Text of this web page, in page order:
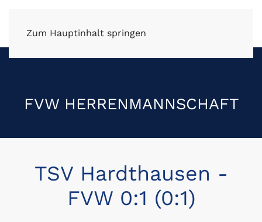
Zum Hauptinhalt springen
FVW HERRENMANNSCHAFT
TSV Hardthausen -
FVW 0:1 (0:1)